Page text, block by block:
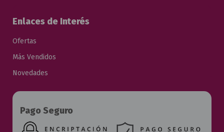
Enlaces de Interés
Ofertas
Más Vendidos
Novedades
Pago Seguro